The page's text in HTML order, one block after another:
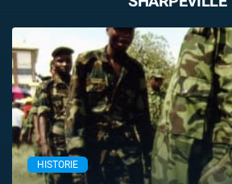
Témata
Pořady
TV Program
Časopis
HISTORIE